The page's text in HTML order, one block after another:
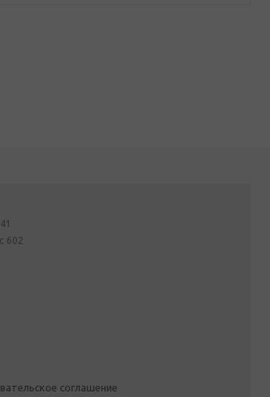
602
соглашение